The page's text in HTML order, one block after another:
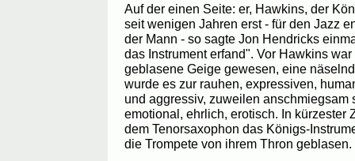
Auf der einen Seite: er, Hawkins, der
seit wenigen Jahren erst - für den Jazz
der Mann - so sagte Jon Hendricks
das Instrument erfand". Vor Hawkins
geblasene Geige gewesen, eine
wurde es zur rauhen, expressiven,
und aggressiv, zuweilen anschmiegsam
emotional, ehrlich, erotisch. In kürzester
dem Tenorsaxophon das Königs-
die Trompete von ihrem Thron geblasen.